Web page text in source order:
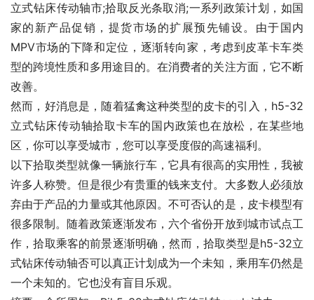
立式钻床传动轴市;拾取反光条取消;一系列政策计划，如国
家的新产品促销，提货市场的扩展预先铺设。由于国内
MPV市场的下降和定位，逐渐转向家，考虑到皮革卡车类
型的跨境性质和多用途目的。在消费者的关注方面，它不断
改善。
然而，好消息是，随着猛禽这种类型的皮卡的引入，h5-32
立式钻床传动轴拾取卡车的国内政策也在放松，在某些地
区，你可以享受城市，您可以享受度假的高速福利。
以下拾取类型就像一辆旅行车，它具有很高的实用性，我被
许多人称赞。但是很少有贵重的钱来支付。大多数人必须放
弃由于产品的力量或其他原因。不可否认的是，皮卡模型有
很多限制。随着政策逐渐发布，六个省份开放到城市试点工
作，拾取乘客的前景逐渐明确，然而，拾取类型是h5-32立
式钻床传动轴否可以真正计划成为一个未知，乘用车仍然是
一个未知的。它也没有盲目乐观。